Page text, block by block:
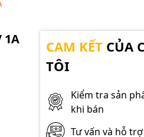
1A
CAM KẾTCỦA
TÔI
Kiểm tra sản
khi bán
Tư vấn và hỗ